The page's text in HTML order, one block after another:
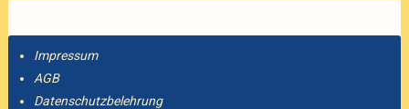
Impressum
AGB
Datenschutzbelehrung